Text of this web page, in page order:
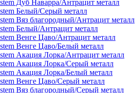
Дуб Наварра/Антрацит металл
Белый/Серый металл
Вяз благородный/Антрацит металл
Белый/Антрацит металл
Венге Цаво/Антрацит металл
Венге Цаво/Белый металл
Акация Лорка/Антрацит металл
Акация Лорка/Серый металл
Акация Лорка/Белый металл
Венге Цаво/Серый металл
Вяз благородный/Серый металл